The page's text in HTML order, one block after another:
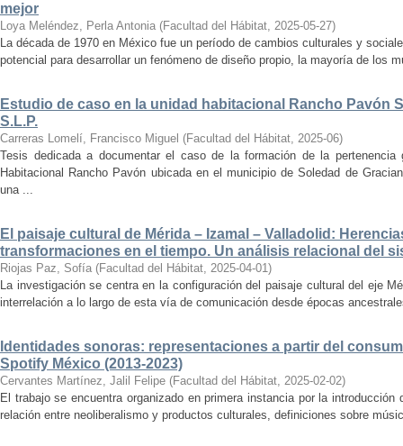
mejor
Loya Meléndez, Perla Antonia (Facultad del Hábitat, 2025-05-27)
La década de 1970 en México fue un período de cambios culturales y
potencial para desarrollar un fenómeno de diseño propio, la mayoría de los
Estudio de caso en la unidad habitacional Rancho Pavón
S.L.P.
Carreras Lomelí, Francisco Miguel (Facultad del Hábitat, 2025-06)
Tesis dedicada a documentar el caso de la formación de la
Habitacional Rancho Pavón ubicada en el municipio de Soledad de
una ...
El paisaje cultural de Mérida – Izamal – Valladolid:
transformaciones en el tiempo. Un análisis relacional del
Riojas Paz, Sofía (Facultad del Hábitat, 2025-04-01)
La investigación se centra en la configuración del paisaje cultural del eje
interrelación a lo largo de esta vía de comunicación desde épocas
Identidades sonoras: representaciones a partir del
Spotify México (2013-2023)
Cervantes Martínez, Jalil Felipe (Facultad del Hábitat, 2025-02-02)
El trabajo se encuentra organizado en primera instancia por la
relación entre neoliberalismo y productos culturales, definiciones sobre